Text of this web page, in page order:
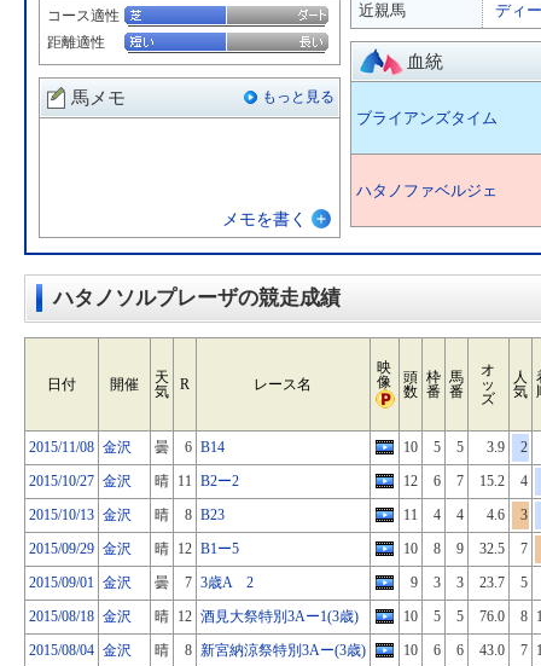
コース適性
距離適性
馬メモ もっと見る
メモを書く
近親馬
ディ
血統
ブライアンズタイム
ハタノファベルジェ
ハタノソルプレーザの競走成績
日付 開催
天
気
R レース名
映
像
頭
数
枠
番
馬
番
オ
ッ
ズ
人
気
2015/11/08 金沢 曇 6 B14 10 5 5 3.9
2
2015/10/27 金沢 晴 11 B2ー2 12 6 7 15.2
4
2015/10/13 金沢 晴 8 B23 11 4 4 4.6
3
2015/09/29 金沢 晴 12 B1ー5 10 8 9 32.5
7
2015/09/01 金沢 曇 7 3歳A 2 9 3 3 23.7
5
2015/08/18 金沢 晴 12 酒見大祭特別3Aー1(3歳) 10 5 5 76.0 8
2015/08/04 金沢 晴 8 新宮納涼祭特別3Aー(3歳) 10 6 6 43.0 7